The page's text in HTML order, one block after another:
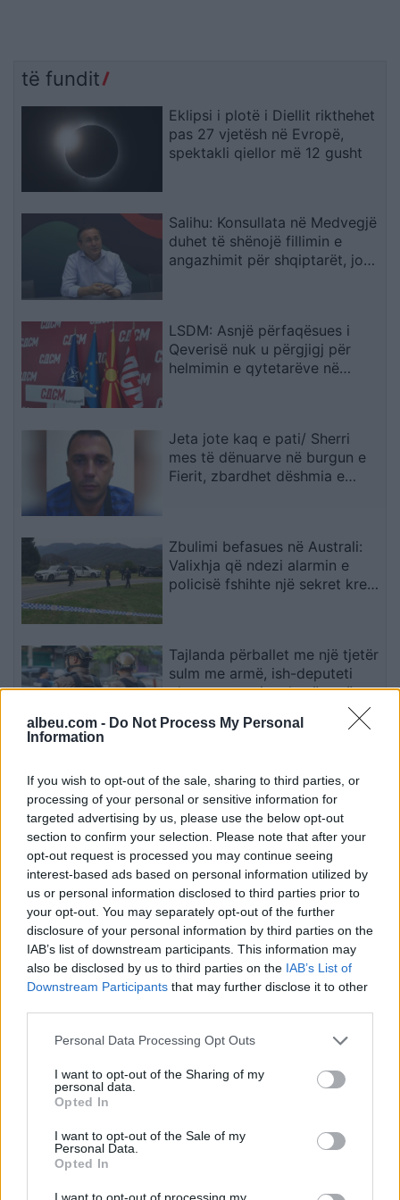
albeu.com - Do Not Process My Personal
Information
If you wish to opt-out of the sale, sharing to third parties, or
processing of your personal or sensitive information for
targeted advertising by us, please use the below opt-out
section to confirm your selection. Please note that after your
opt-out request is processed you may continue seeing
interest-based ads based on personal information utilized by
us or personal information disclosed to third parties prior to
your opt-out. You may separately opt-out of the further
disclosure of your personal information by third parties on the
IAB’s list of downstream participants. This information may
also be disclosed by us to third parties on the IAB’s List of
Downstream Participants that may further disclose it to other
Personal Data Processing Opt Outs
I want to opt-out of the Sharing of my
personal data.
Opted In
I want to opt-out of the Sale of my
Personal Data.
Opted In
I want to opt-out of processing my
të fundit
Eklipsi i plotë i Diellit rikthehet
pas 27 vjetësh në Evropë,
spektakli qiellor më 12 gusht
Salihu: Konsullata në Medvegjë
duhet të shënojë fillimin e
angazhimit për shqiptarët, jo
LSDM: Asnjë përfaqësues i
Qeverisë nuk u përgjigj për
helmimin e qytetarëve në
Jeta jote kaq e pati/ Sherri
mes të dënuarve në burgun e
Fierit, zbardhet dëshmia e
Zbulimi befasues në Australi:
Valixhja që ndezi alarmin e
policisë fshihte një sekret krejt
Tajlanda përballet me një tjetër
sulm me armë, ish-deputeti
plagos zyrtarin e lartë vetëm
tre ditë pas masakrës me 7
viktima
7% që mund të vendosë
zgjedhjet, arsyet pse Meloni
ashpërson qëndrimin për
emigracionin
Esim for Global|Esim for Europe|
Esim for Caribbean